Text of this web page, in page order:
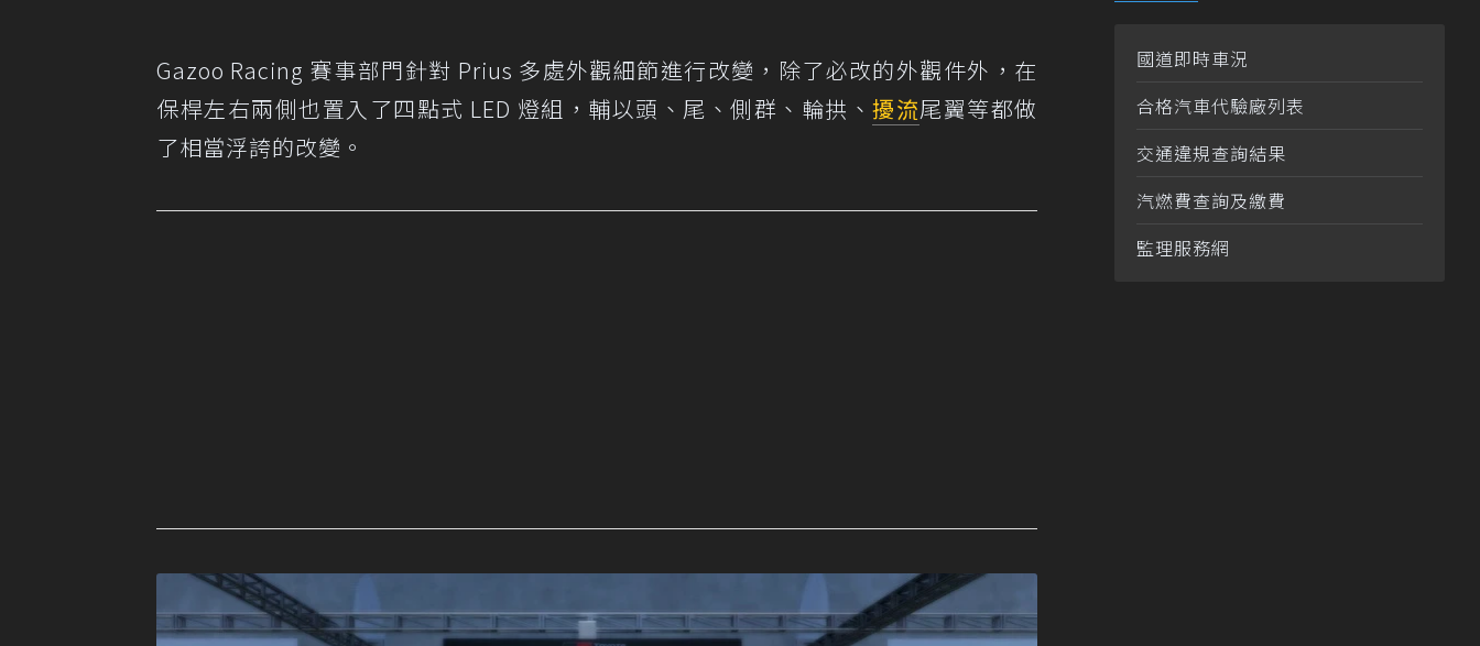
Gazoo Racing 賽事部門針對 Prius 多處外觀細節進行改變，除了必改的外觀件外，在
保桿左右兩側也置入了四點式 LED 燈組，輔以頭、尾、側群、輪拱、 擾流尾翼等都做
了相當浮誇的改變。
國道即時車況
合格汽車代驗廠列表
交通違規查詢結果
汽燃費查詢及繳費
監理服務網